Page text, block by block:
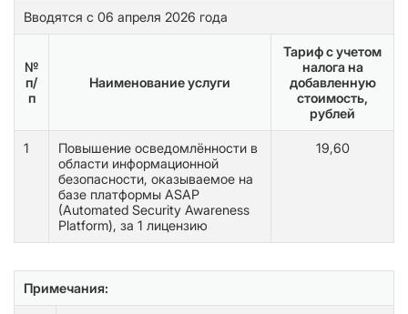
Вводятся с 06 апреля 2026 года
№
п/
п
Наименование услуги
Тариф с учетом
налога на
добавленную
стоимость,
рублей
1
Повышение осведомлённости в
области информационной
безопасности, оказываемое на
базе платформы ASAP
(Automated Security Awareness
Platform), за 1 лицензию
19,60
Примечания: